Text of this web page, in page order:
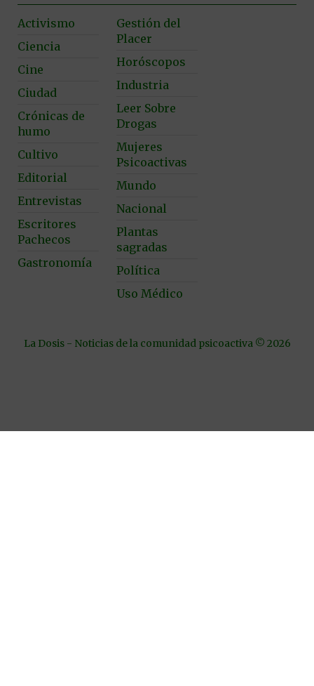
Activismo
Ciencia
Cine
Ciudad
Crónicas de
humo
Cultivo
Editorial
Entrevistas
Escritores
Pachecos
Gastronomía
Gestión del
Placer
Horóscopos
Industria
Leer Sobre
Drogas
Mujeres
Psicoactivas
Mundo
Nacional
Plantas
sagradas
Política
Uso Médico
La Dosis - Noticias de la comunidad psicoactiva © 2026